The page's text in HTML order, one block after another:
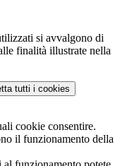
si avvalgono di
finalità illustrate nella
tutti i cookies
cookie consentire.
il funzionamento della